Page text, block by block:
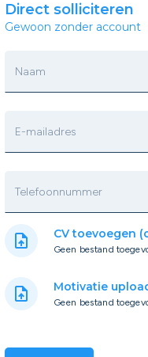
Direct solliciteren
Gewoon zonder account
Naam
E-mailadres
Telefoonnummer
upload_file CV toevoegen
Geen bestand
upload_file Motivatie
Geen bestand